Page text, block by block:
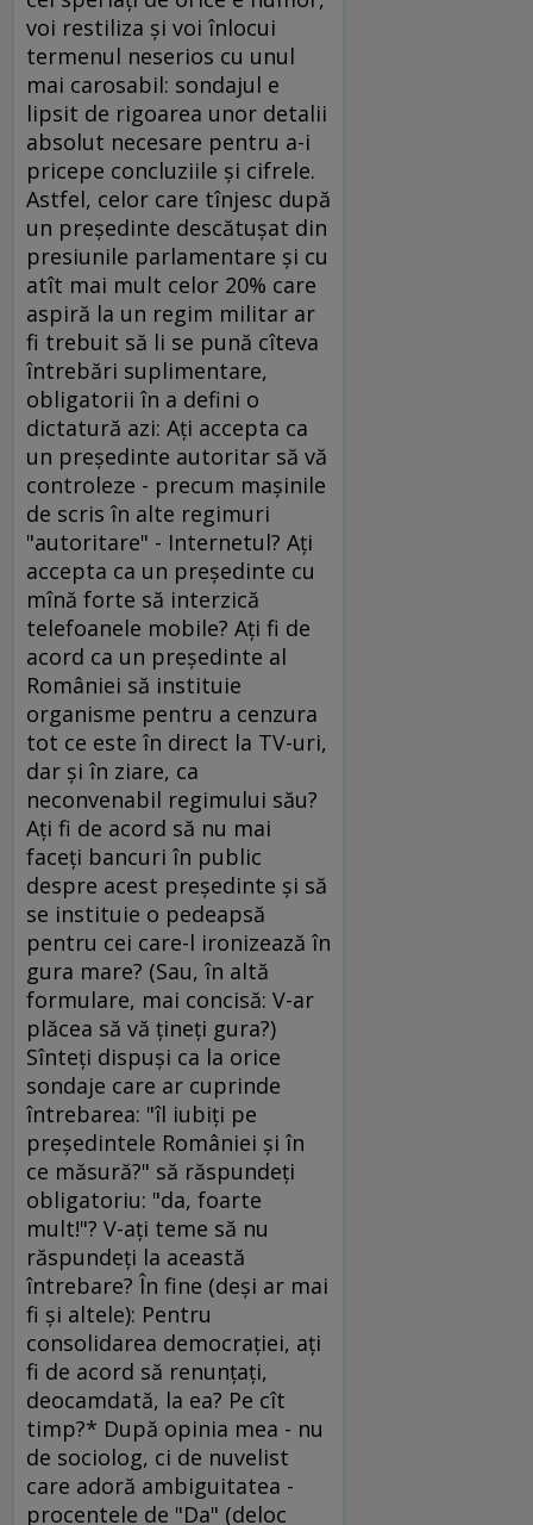
voi restiliza şi voi înlocui
termenul neserios cu unul
mai carosabil: sondajul e
lipsit de rigoarea unor detalii
absolut necesare pentru a-i
pricepe concluziile şi cifrele.
Astfel, celor care tînjesc după
un preşedinte descătuşat din
presiunile parlamentare şi cu
atît mai mult celor 20% care
aspiră la un regim militar ar
fi trebuit să li se pună cîteva
întrebări suplimentare,
obligatorii în a defini o
dictatură azi: Aţi accepta ca
un preşedinte autoritar să vă
controleze - precum maşinile
de scris în alte regimuri
"autoritare" - Internetul? Aţi
accepta ca un preşedinte cu
mînă forte să interzică
telefoanele mobile? Aţi fi de
acord ca un preşedinte al
României să instituie
organisme pentru a cenzura
tot ce este în direct la TV-uri,
dar şi în ziare, ca
neconvenabil regimului său?
Aţi fi de acord să nu mai
faceţi bancuri în public
despre acest preşedinte şi să
se instituie o pedeapsă
pentru cei care-l ironizează în
gura mare? (Sau, în altă
formulare, mai concisă: V-ar
plăcea să vă ţineţi gura?)
Sînteţi dispuşi ca la orice
sondaje care ar cuprinde
întrebarea: "îl iubiţi pe
preşedintele României şi în
ce măsură?" să răspundeţi
obligatoriu: "da, foarte
mult!"? V-aţi teme să nu
răspundeţi la această
întrebare? În fine (deşi ar mai
fi şi altele): Pentru
consolidarea democraţiei, aţi
fi de acord să renunţaţi,
deocamdată, la ea? Pe cît
timp?* După opinia mea - nu
de sociolog, ci de nuvelist
care adoră ambiguitatea -
procentele de "Da" (deloc